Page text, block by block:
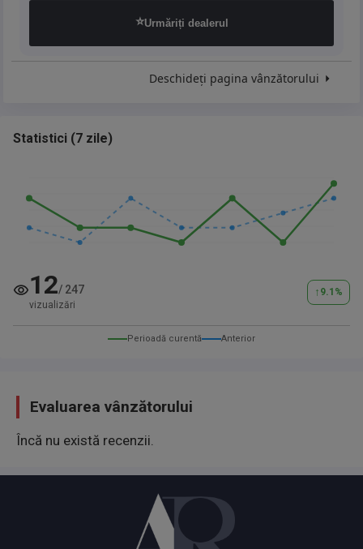
⭐Urmăriți dealerul
Deschideți pagina vânzătorului
Statistici (7 zile)
12/ 247
vizualizări
↑ 9.1 %
Perioadă curentă Anterior
Evaluarea vânzătorului
Încă nu există recenzii.